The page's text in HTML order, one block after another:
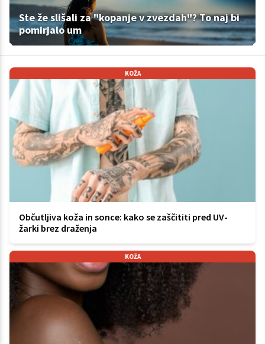
Ste že slišali za "kopanje v zvezdah"? To naj bi
pomirjalo um
KOŽA
Občutljiva koža in sonce: kako se zaščititi pred UV-
žarki brez draženja
KOŽA